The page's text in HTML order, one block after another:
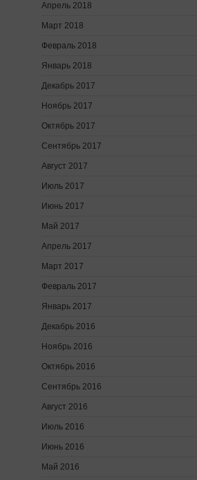
Апрель 2018
Март 2018
Февраль 2018
Январь 2018
Декабрь 2017
Ноябрь 2017
Октябрь 2017
Сентябрь 2017
Август 2017
Июль 2017
Июнь 2017
Май 2017
Апрель 2017
Март 2017
Февраль 2017
Январь 2017
Декабрь 2016
Ноябрь 2016
Октябрь 2016
Сентябрь 2016
Август 2016
Июль 2016
Июнь 2016
Май 2016